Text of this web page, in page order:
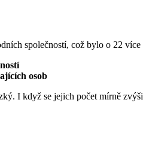
společností, což bylo o 22
osob
I když se jejich počet mírně